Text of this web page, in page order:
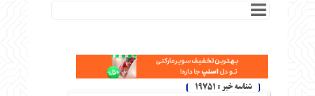
شناسه خبر : 19751